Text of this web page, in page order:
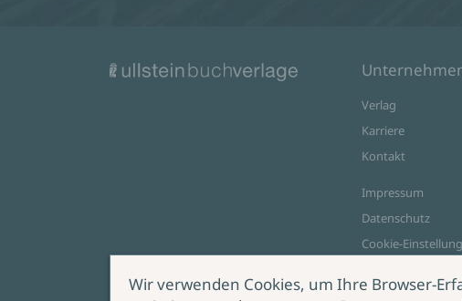
Verlag
Karriere
Kontakt
Impressum
Datenschutz
Cookie-
Wir verwenden Cookies, um Ihre Browser-